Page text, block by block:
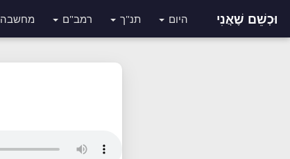
וּכְשֵׁם שֶׁאֲנִי היום תנ"ך רמב"ם מחשבה